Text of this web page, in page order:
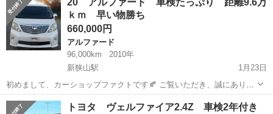
2.4Zプラチナセレクションをご紹介いたします もう少し値引できたら
購入希望！という方...
20 アルファード 車検たっぷり 距離9.6万
ｋｍ 早い物勝ち
660,000円
アルファード
96,000km
2010年
新狭山駅
1月23日
初めまして、カーショップファクトです🍂 ご覧いただき、誠にありが
とうございます✨ 冬のセール対象車として、こちらの２０アルファー
ドをご紹介いたします もう少し値引できたら購入希望！という方おり
埼玉 狭山市 新狭山駅 アルファード
トヨタ ヴェルファイア2.4Z 車検2年付き